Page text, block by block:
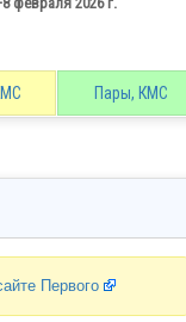
Пары, КМС
Первого